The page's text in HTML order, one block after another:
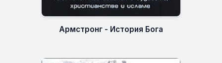
Армстронг - История Бога